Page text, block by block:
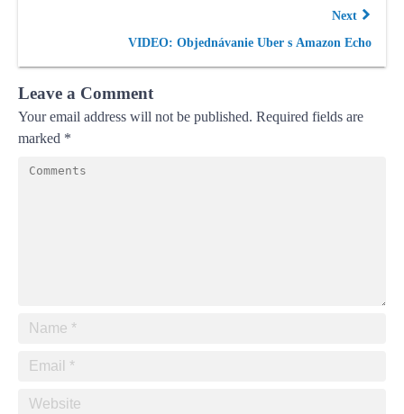
Next
VIDEO: Objednávanie Uber s Amazon Echo
Leave a Comment
Your email address will not be published. Required fields are
marked *